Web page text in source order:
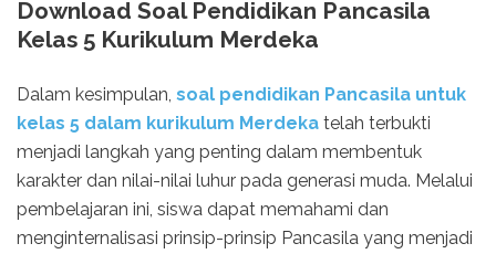
Download Soal Pendidikan Pancasila
Kelas 5 Kurikulum Merdeka
Dalam kesimpulan, soal pendidikan Pancasila untuk
kelas 5 dalam kurikulum Merdeka telah terbukti
menjadi langkah yang penting dalam membentuk
karakter dan nilai-nilai luhur pada generasi muda. Melalui
pembelajaran ini, siswa dapat memahami dan
menginternalisasi prinsip-prinsip Pancasila yang menjadi